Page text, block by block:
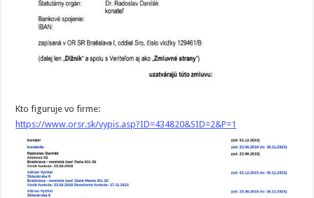
Kto figuruje vo firme:
https://www.orsr.sk/vypis.asp?ID=434820&SID=2&P=1